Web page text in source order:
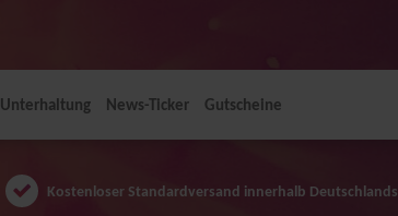
Unterhaltung News-Ticker Gutscheine
Kostenloser Standardversand innerhalb Deutschlands